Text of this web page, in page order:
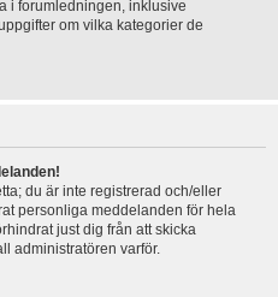
i forumledningen, inklusive
om vilka kategorier de
du är inte registrerad och/eller
personliga meddelanden för hela
just dig från att skicka
administratören varför.